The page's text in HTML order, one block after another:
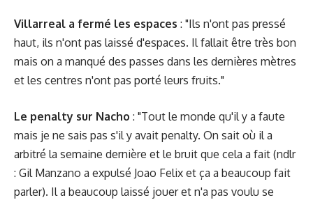
Villarreal a fermé les espaces : "Ils n'ont pas pressé
haut, ils n'ont pas laissé d'espaces. Il fallait être très bon
mais on a manqué des passes dans les dernières mètres
et les centres n'ont pas porté leurs fruits."
Le penalty sur Nacho : "Tout le monde qu'il y a faute
mais je ne sais pas s'il y avait penalty. On sait où il a
arbitré la semaine dernière et le bruit que cela a fait (ndlr
: Gil Manzano a expulsé Joao Felix et ça a beaucoup fait
parler). Il a beaucoup laissé jouer et n'a pas voulu se